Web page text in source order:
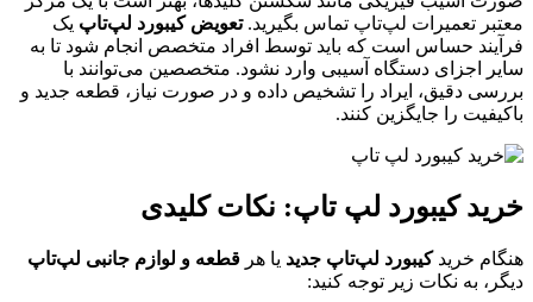
معتبر تعمیرات لپ‌تاپ تماس بگیرید.تعویض کیبورد لپ‌تاپ یک
فرآیند حساس است که باید توسط افراد متخصص انجام شود تا به
سایر اجزای دستگاه آسیبی وارد نشود. متخصصین می‌توانند با
بررسی دقیق، ایراد را تشخیص داده و در صورت نیاز، قطعه جدید و
باکیفیت را جایگزین کنند.
خرید کیبورد لپ تاپ: نکات کلیدی
هنگام خریدکیبورد لپ‌تاپ جدید یا هر قطعه و لوازم جانبی لپ‌تاپ
دیگر، به نکات زیر توجه کنید: